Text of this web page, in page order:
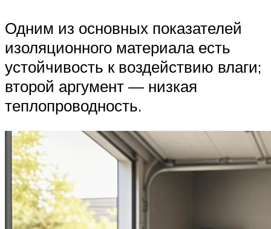
Одним из основных показателей
изоляционного материала есть
устойчивость к воздействию влаги;
второй аргумент — низкая
теплопроводность.